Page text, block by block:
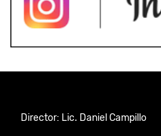
Director: Lic. Daniel Campillo